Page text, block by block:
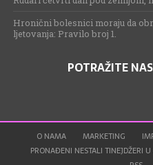
Hronični bolesnici moraju da
ljetovanja: Pravilo broj 1.
POTRAŽITE
O NAMA MARKETING
PRONAĐENI NESTALI TINEJDŽERI